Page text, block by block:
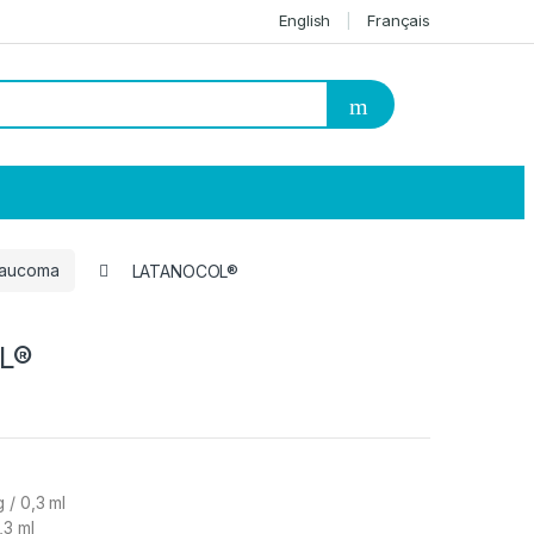
English Français
LATANOCOL®
/ 0,3 ml
ml